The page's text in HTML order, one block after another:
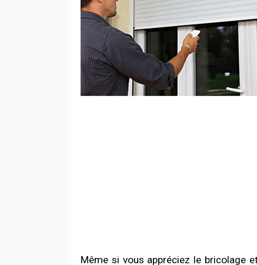
Même si vous appréciez le bricolage